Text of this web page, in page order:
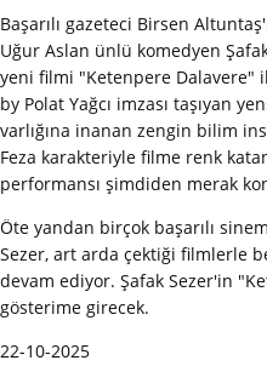
Başarılı gazeteci Birsen
Uğur Aslan ünlü komedyen
yeni filmi "Ketenpere Dalavere"
by Polat Yağcı imzası taşıyan
varlığına inanan zengin bilim
Feza karakteriyle filme renk
performansı şimdiden merak
Öte yandan birçok başarılı
Sezer, art arda çektiği filmlerle
devam ediyor. Şafak Sezer'in
gösterime girecek.
22-10-2025